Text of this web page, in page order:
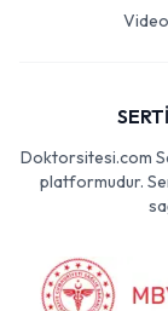
Doktorsitesi.com
platformudur.